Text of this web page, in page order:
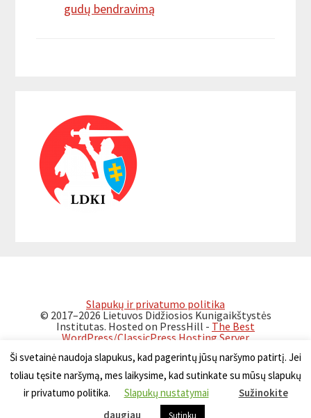
gudų bendravimą
Interactions
Sidebar
Slapukų ir privatumo politika
© 2017–2026 Lietuvos Didžiosios Kunigaikštystės
Institutas. Hosted on PressHill - The Best
WordPress/ClassicPress Hosting Server
Ši svetainė naudoja slapukus, kad pagerintų jūsų naršymo patirtį. Jei
toliau tęsite naršymą, mes laikysime, kad sutinkate su mūsų slapukų
ir privatumo politika.
Slapukų nustatymai
Sužinokite
daugiau
Sutinku
Polski Український Беларускі